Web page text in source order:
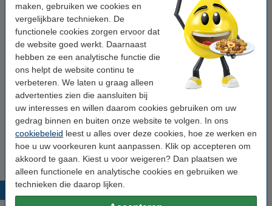
maken, gebruiken we cookies en
vergelijkbare technieken. De
functionele cookies zorgen ervoor dat
de website goed werkt. Daarnaast
hebben ze een analytische functie die
ons helpt de website continu te
verbeteren. We laten u graag alleen
advertenties zien die aansluiten bij
uw interesses en willen daarom cookies gebruiken om uw
gedrag binnen en buiten onze website te volgen. In ons
cookiebeleid leest u alles over deze cookies, hoe ze werken en
hoe u uw voorkeuren kunt aanpassen. Klik op accepteren om
akkoord te gaan. Kiest u voor weigeren? Dan plaatsen we
alleen functionele en analytische cookies en gebruiken we
technieken die daarop lijken.
Bekijk de specificaties en omschrijving
Bespaar ruim
met ons huismerk
Direct leverbaar
Morgen in huis
€ 2,95
Winstpakker!
Aanbieding: 3x 123inkt magneten 30 mm geel
(10 stuks)
€ 8,25
Populaire producten